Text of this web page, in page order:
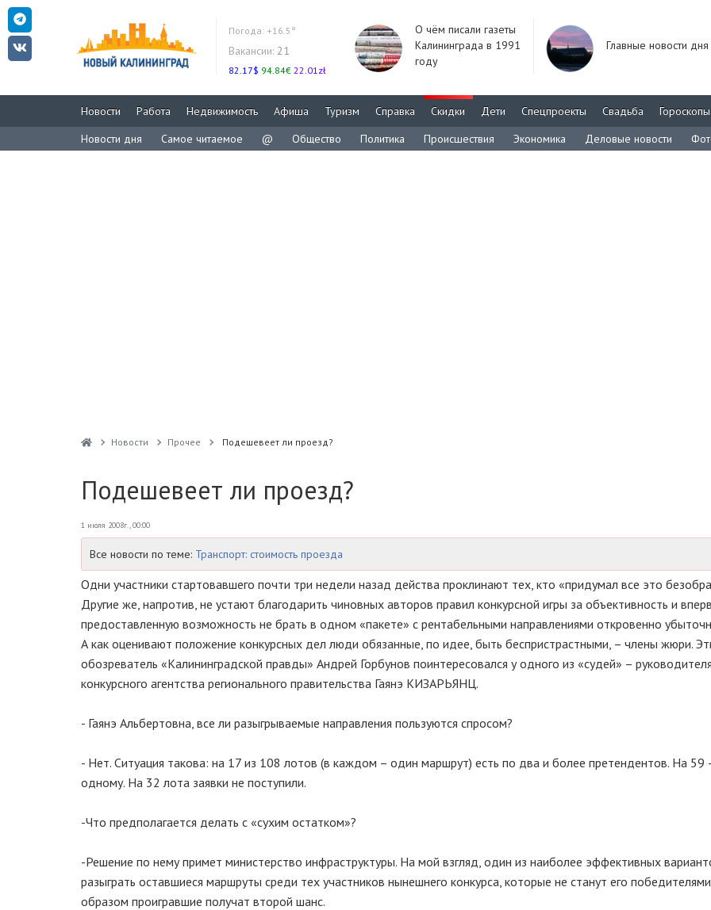
Погода: +16.5°
Вакансии: 21
82.17$ 94.84€ 22.01zł
О чём писали газеты
Калининграда в 1991
году
Главные новости дня
Новости Работа Недвижимость Афиша Туризм Справка Скидки Дети Спецпроекты Свадьба
Гороскопы
Новости дня
Самое читаемое @ Общество Политика Происшествия Экономика Деловые новости
Новости Прочее Подешевеет ли проезд?
Подешевеет ли проезд?
1 июля 2008г., 00:00
Все новости по теме: Транспорт: стоимость проезда
Одни участники стартовавшего почти три недели назад действа проклинают тех, кто «придумал все это
Другие же, напротив, не устают благодарить чиновных авторов правил конкурсной игры за объективность и
предоставленную возможность не брать в одном «пакете» с рентабельными направлениями откровенно
А как оценивают положение конкурсных дел люди обязанные, по идее, быть беспристрастными, – члены жюри.
обозреватель «Калининградской правды» Андрей Горбунов поинтересовался у одного из «судей» – руководителя
конкурсного агентства регионального правительства Гаянэ КИЗАРЬЯНЦ.
- Гаянэ Альбертовна, все ли разыгрываемые направления пользуются спросом?
- Нет. Ситуация такова: на 17 из 108 лотов (в каждом – один маршрут) есть по два и более претендентов. На 59
одному. На 32 лота заявки не поступили.
-Что предполагается делать с «сухим остатком»?
-Решение по нему примет министерство инфраструктуры. На мой взгляд, один из наиболее эффективных
разыграть оставшиеся маршруты среди тех участников нынешнего конкурса, которые не станут его
образом проигравшие получат второй шанс.